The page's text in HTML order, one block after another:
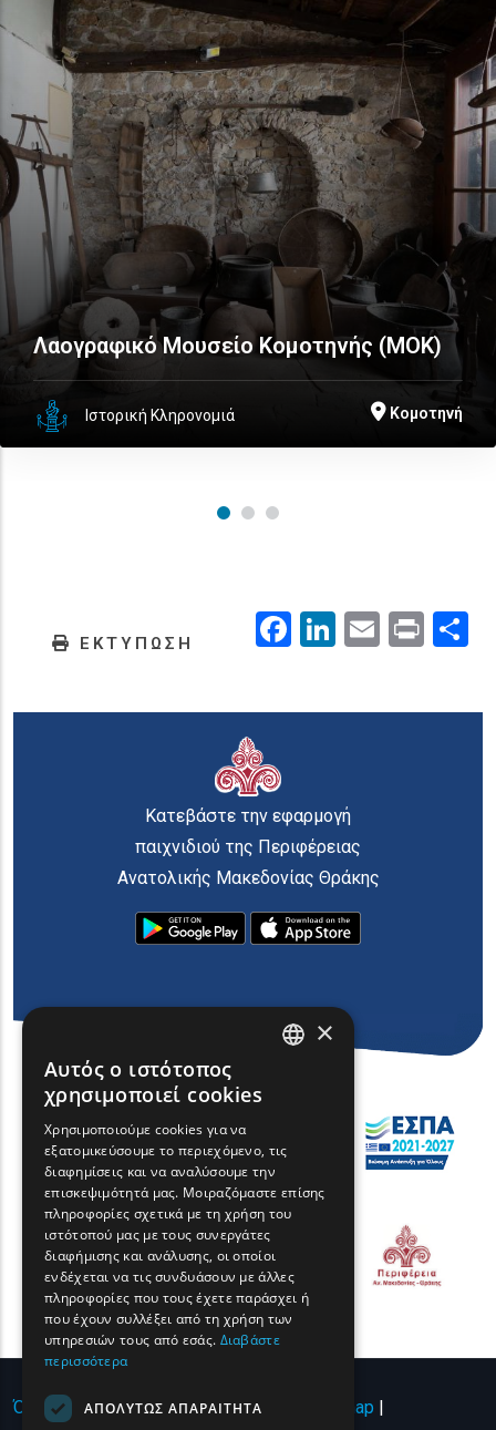
Λαογραφικό Μουσείο Κομοτηνής (ΜΟΚ)
Ιστορική Κληρονομιά Κομοτηνή
ΕΚΤΥΠΩΣΗ Facebook
LinkedIn
EmailPrint
Κατεβάστε την εφαρμογή
παιχνιδιού της Περιφέρειας
Ανατολικής Μακεδονίας Θράκης
Όροι χρήσης | Πολιτική Απορρήτου Sitemap |
FRENCH
BULGARIAN
ROMANIAN
TURKISH
×
Αυτός ο ιστότοπος
χρησιμοποιεί cookies
Χρησιμοποιούμε cookies για να
εξατομικεύσουμε το περιεχόμενο, τις
διαφημίσεις και να αναλύσουμε την
επισκεψιμότητά μας. Μοιραζόμαστε επίσης
πληροφορίες σχετικά με τη χρήση του
ιστότοπού μας με τους συνεργάτες
διαφήμισης και ανάλυσης, οι οποίοι
ενδέχεται να τις συνδυάσουν με άλλες
πληροφορίες που τους έχετε παράσχει ή
που έχουν συλλέξει από τη χρήση των
υπηρεσιών τους από εσάς. Διαβάστε
περισσότερα
ΑΠΟΛΎΤΩΣ ΑΠΑΡΑΊΤΗΤΑ